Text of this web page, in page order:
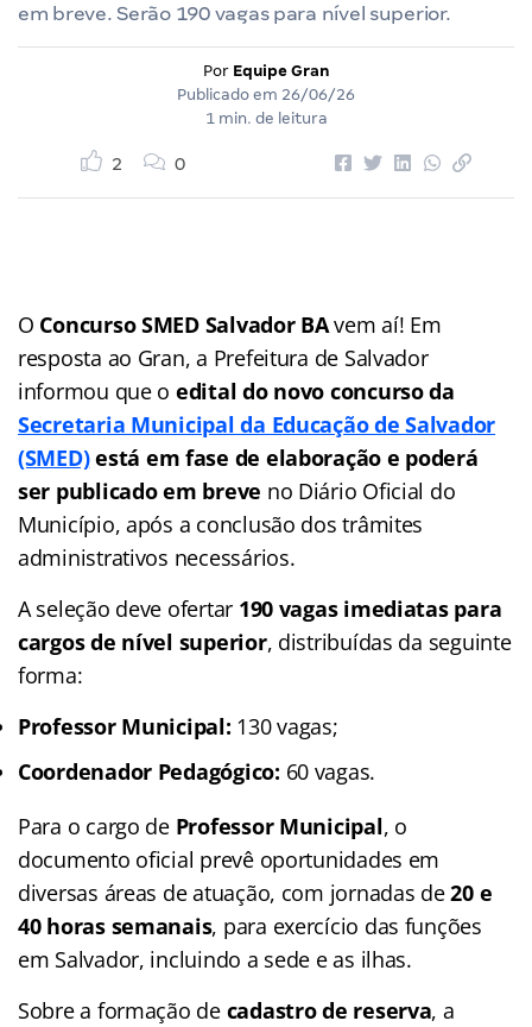
em breve. Serão 190 vagas para nível superior.
Por Equipe Gran
Publicado em 26/06/26
1 min. de leitura
2 0
O Concurso SMED Salvador BAvem aí! Em
resposta ao Gran, a Prefeitura de Salvador
informou que o edital do novo concurso da
Secretaria Municipal da Educação de Salvador
(SMED)está em fase de elaboração e poderá
ser publicado em breve no Diário Oficial do
Município, após a conclusão dos trâmites
administrativos necessários.
A seleção deve ofertar 190 vagas imediatas para
cargos de nível superior, distribuídas da seguinte
forma:
Professor Municipal: 130 vagas;
Coordenador Pedagógico: 60 vagas.
Para o cargo de Professor Municipal, o
documento oficial prevê oportunidades em
diversas áreas de atuação, com jornadas de20 e
40 horas semanais, para exercício das funções
em Salvador, incluindo a sede e as ilhas.
Sobre a formação de cadastro de reserva, a